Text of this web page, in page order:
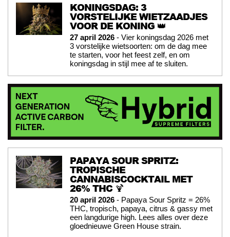
KONINGSDAG: 3
VORSTELIJKE WIETZAADJES
VOOR DE KONING 👑
27 april 2026 - Vier koningsdag 2026 met
3 vorstelijke wietsoorten: om de dag mee
te starten, voor het feest zelf, en om
koningsdag in stijl mee af te sluiten.
PAPAYA SOUR SPRITZ:
TROPISCHE
CANNABISCOCKTAIL MET
26% THC 🍹
20 april 2026 - Papaya Sour Spritz = 26%
THC, tropisch, papaya, citrus & gassy met
een langdurige high. Lees alles over deze
gloednieuwe Green House strain.